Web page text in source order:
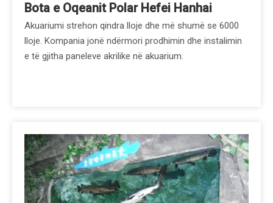
Bota e Oqeanit Polar Hefei Hanhai
Akuariumi strehon qindra lloje dhe më shumë se 6000
lloje. Kompania jonë ndërmori prodhimin dhe instalimin
e të gjitha paneleve akrilike në akuarium.